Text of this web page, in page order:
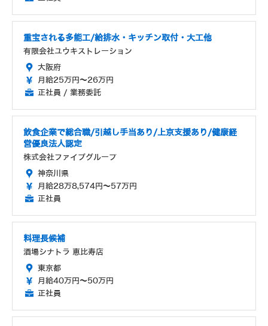
重宝される多能工/給排水・キッチン取付・大工他
有限会社ユウキストレーション
大阪府
月給25万円～26万円
正社員 / 業務委託
飲食企業で総合職/引越し手当あり/上京支援あり/健康経
営優良法人認定
株式会社ファイブグループ
神奈川県
月給28万8,574円～57万円
正社員
料理長候補
酒場シナトラ 恵比寿店
東京都
月給40万円～50万円
正社員